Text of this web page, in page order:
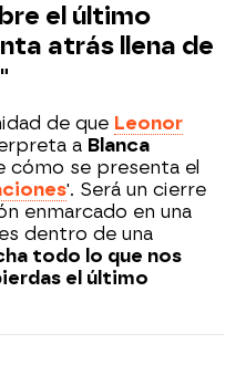
el último
atrás llena de
de que Leonor
a Blanca
cómo se presenta el
'. Será un cierre
enmarcado en una
dentro de una
todo lo que nos
el último